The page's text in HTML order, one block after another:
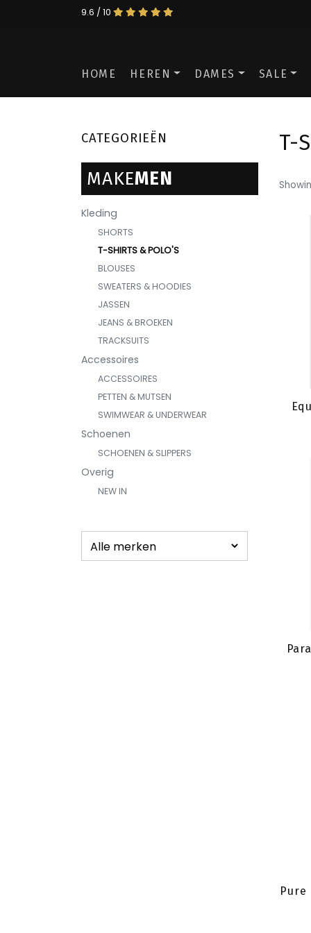
9.6 / 10
HOME HEREN DAMES SALE
CATEGORIEËN
MAKEMEN
Kleding
SHORTS
T-SHIRTS & POLO'S
BLOUSES
SWEATERS & HOODIES
JASSEN
JEANS & BROEKEN
TRACKSUITS
Accessoires
ACCESSOIRES
PETTEN & MUTSEN
SWIMWEAR & UNDERWEAR
Schoenen
SCHOENEN & SLIPPERS
Overig
NEW IN
T-
Pure